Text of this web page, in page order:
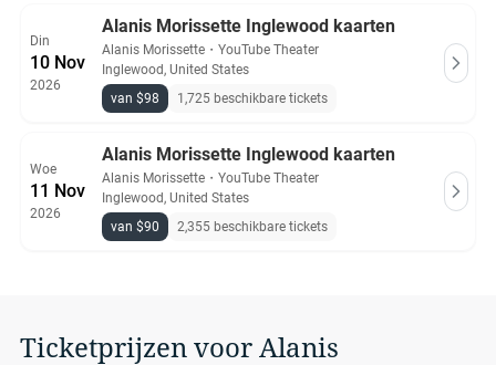
Din
10 Nov
2026
Alanis Morissette Inglewood kaarten
Alanis Morissette ・ YouTube Theater
Inglewood, United States
van $98
1,725 beschikbare tickets
Woe
11 Nov
2026
Alanis Morissette Inglewood kaarten
Alanis Morissette ・ YouTube Theater
Inglewood, United States
van $90
2,355 beschikbare tickets
Ticketprijzen voor Alanis